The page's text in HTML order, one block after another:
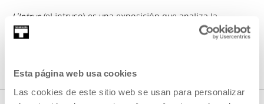
Esta página web usa cookies
Las cookies de este sitio web se usan para personalizar
L’Intrus(el intruso) es una exposición que analiza la
dificultad de realizar una representación ética y compleja